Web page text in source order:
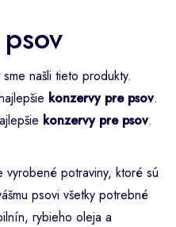
sme našli tieto produkty.
konzervy pre psov.
konzervy pre psov.
vyrobené potraviny, ktoré sú
psovi všetky potrebné
rybieho oleja a